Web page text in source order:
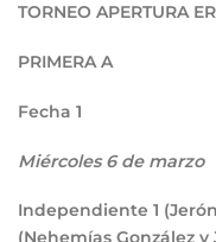
TORNEO APERTURA
PRIMERA A
Fecha 1
Miércoles 6 de marzo
Independiente 1
(Nehemías González